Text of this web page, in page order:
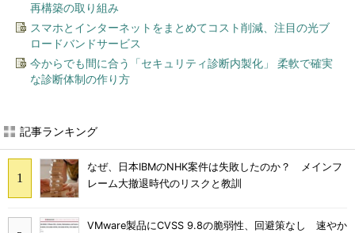
再構築の取り組み
スマホとインターネットをまとめてコスト削減、注目の光ブ
ロードバンドサービス
今からでも間に合う「セキュリティ診断内製化」 柔軟で確実
な診断体制の作り方
記事ランキング
なぜ、日本IBMのNHK案件は失敗したのか？ メインフ
レーム大撤退時代のリスクと教訓
VMware製品にCVSS 9.8の脆弱性、回避策なし 速やか